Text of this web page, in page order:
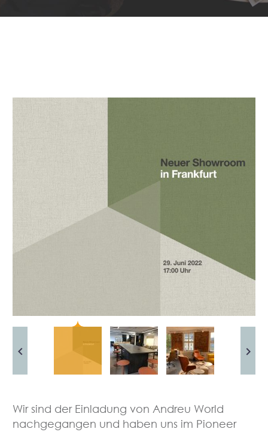
Wir sind der Einladung von Andreu World
nachgegangen und haben uns im Pioneer